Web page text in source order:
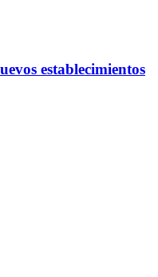
establecimientos